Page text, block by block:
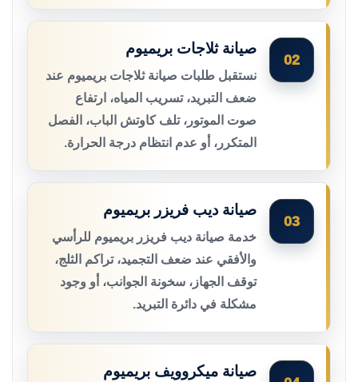
02
صيانة ثلاجات بريميوم
نستقبل طلبات صيانة ثلاجات بريميوم عند
ضعف التبريد، تسريب المياه، ارتفاع
صوت الموتور، تلف كاوتش الباب، الفصل
المتكرر، أو عدم انتظام درجة الحرارة.
03
صيانة ديب فريزر بريميوم
خدمة صيانة ديب فريزر بريميوم للرأسي
والأفقي عند ضعف التجميد، تراكم الثلج،
توقف الجهاز، سخونة الجوانب، أو وجود
مشكلة في دائرة التبريد.
صيانة ميكروويف بريميوم